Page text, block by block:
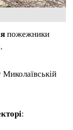
пожежники
.
: